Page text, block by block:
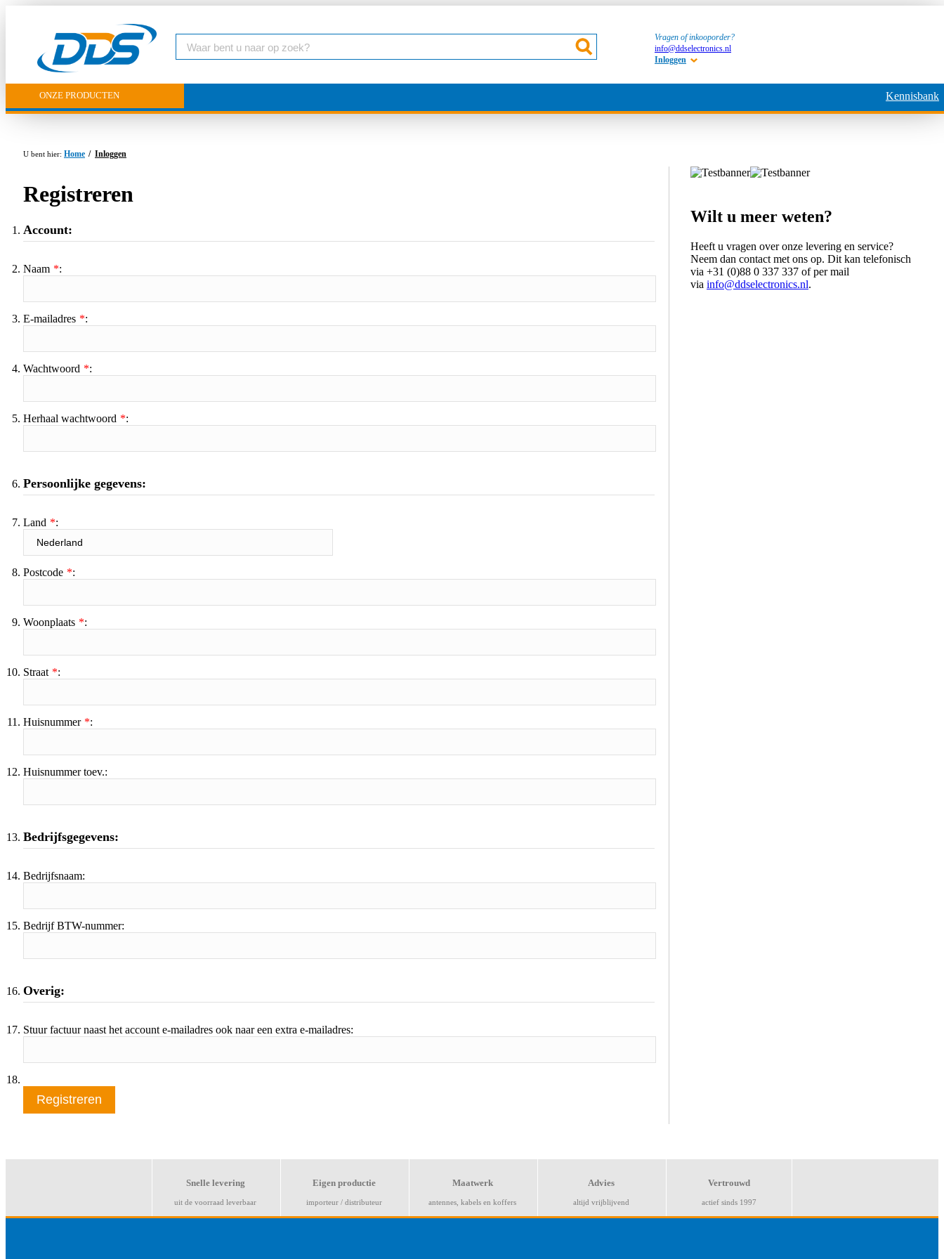
Inloggen
ONZE PRODUCTEN Kennisbank
Vragen of inkooporder?
info@ddselectronics.nl
Home Inloggen
Registreren
Account:
Naam *
E-mailadres *
Wachtwoord *
Herhaal wachtwoord *
Persoonlijke gegevens:
Land *
Postcode *
Woonplaats *
Straat *
Huisnummer *
Huisnummer toev.
Bedrijfsgegevens:
Bedrijfsnaam
Bedrijf BTW-nummer
Overig:
Stuur factuur naast het account e-mailadres ook naar een extra e-mailadres
Registreren
Wilt u meer weten?
Heeft u vragen over onze levering en service?
Neem dan contact met ons op. Dit kan telefonisch
via +31 (0)88 0 337 337 of per mail
via info@ddselectronics.nl.
Snelle levering
uit de voorraad leverbaar
Eigen productie
importeur / distributeur
Maatwerk
antennes, kabels en koffers
Advies
altijd vrijblijvend
Vertrouwd
actief sinds 1997